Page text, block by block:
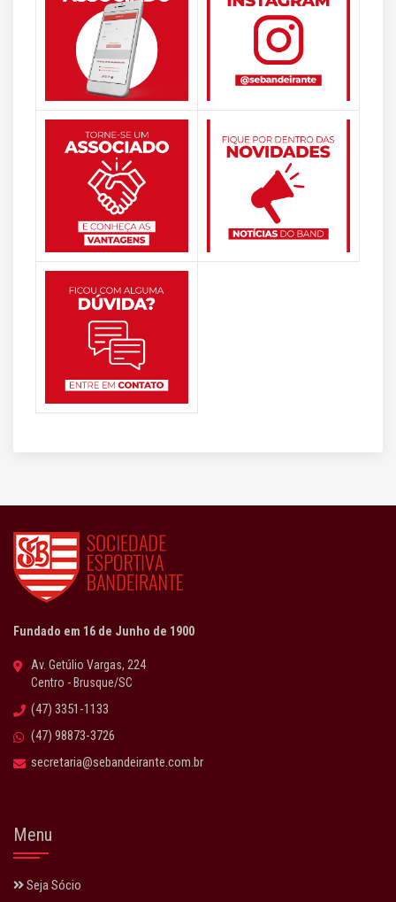
Fundado em 16 de Junho de 1900
Av. Getúlio Vargas, 224
Centro - Brusque/SC
(47) 3351-1133
(47) 98873-3726
secretaria@sebandeirante.com.br
Menu
Seja Sócio